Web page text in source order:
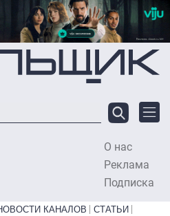
О нас
Реклама
Подписка
КАНАЛОВ
СТАТЬИ